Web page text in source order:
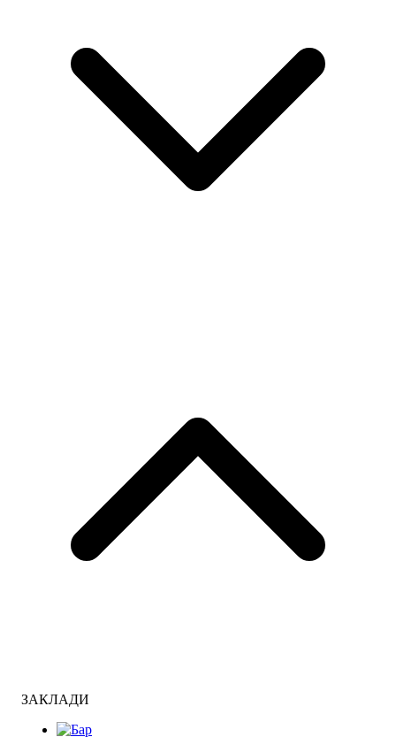
ЗАКЛАДИ